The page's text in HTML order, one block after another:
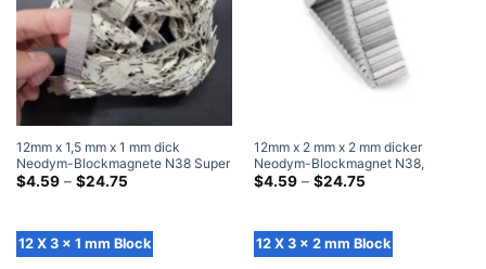
12mm x 1,5 mm x 1 mm dick
Neodym-Blockmagnete N38 Super
Strong 12×1.5x1mm Seltenerd-
$4.59 – $24.75Preisklasse:
12mm x 2 mm x 2 mm dicker
Neodym-Blockmagnet N38,
superstarker 12 x 2 x 2 mm großer,
$4.59 – $24.75Preisklasse:
12 X 3 x 1 mm Block 12 X 3 x 2 mm Block